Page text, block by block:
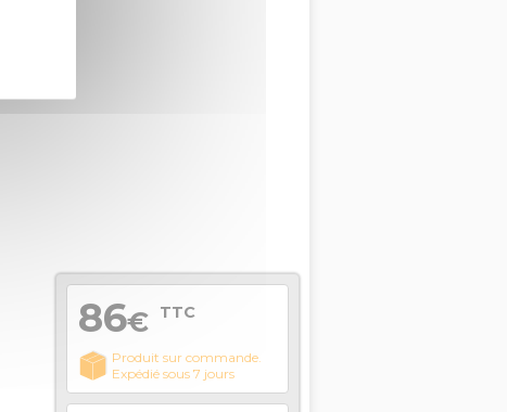
86€ TTC
Produit sur commande.
Expédié sous 7 jours